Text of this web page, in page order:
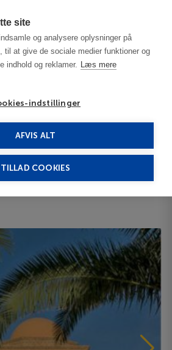
site
og analysere oplysninger på
til at give de sociale medier funktioner og
indhold og reklamer. Læs mere
indstillinger
AFVIS ALT
TILLAD COOKIES
Ksar Rouge 3***